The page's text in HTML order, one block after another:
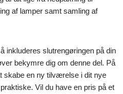
af lamper samt samling af
inkluderes slutrengøringen på din
bekymre dig om denne del. På
skabe en ny tilværelse i dit nye
Vil du have en pris på et